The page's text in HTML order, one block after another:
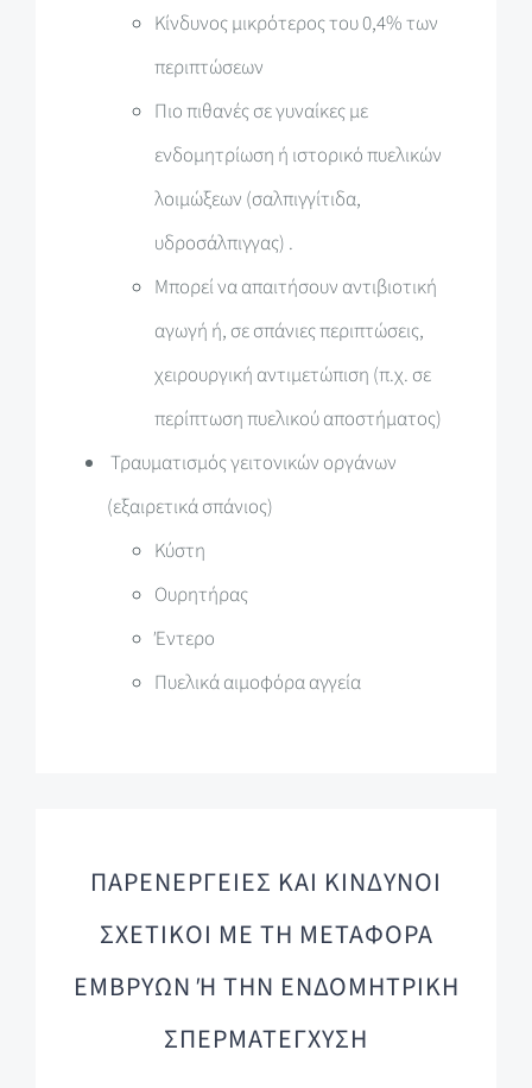
Κίνδυνος μικρότερος του 0,4% των
περιπτώσεων
Πιο πιθανές σε γυναίκες με
ενδομητρίωση ή ιστορικό πυελικών
λοιμώξεων (σαλπιγγίτιδα,
υδροσάλπιγγας) .
Μπορεί να απαιτήσουν αντιβιοτική
αγωγή ή, σε σπάνιες περιπτώσεις,
χειρουργική αντιμετώπιση (π.χ. σε
περίπτωση πυελικού αποστήματος)
Τραυματισμός γειτονικών οργάνων
(εξαιρετικά σπάνιος)
Κύστη
Ουρητήρας
Έντερο
Πυελικά αιμοφόρα αγγεία
ΠΑΡΕΝΕΡΓΕΙΕΣ ΚΑΙ ΚΙΝΔΥΝΟΙ
ΣΧΕΤΙΚΟΙ ΜΕ ΤΗ ΜΕΤΑΦΟΡΑ
ΕΜΒΡΥΩΝ Ή ΤΗΝ ΕΝΔΟΜΗΤΡΙΚΗ
ΣΠΕΡΜΑΤΕΓΧΥΣΗ